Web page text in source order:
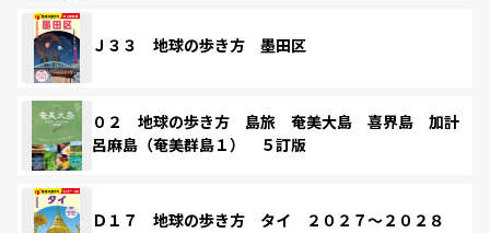
Ｊ３３ 地球の歩き方 墨田区
０２ 地球の歩き方 島旅 奄美大島 喜界島 加計
呂麻島（奄美群島１） ５訂版
Ｄ１７ 地球の歩き方 タイ ２０２７～２０２８